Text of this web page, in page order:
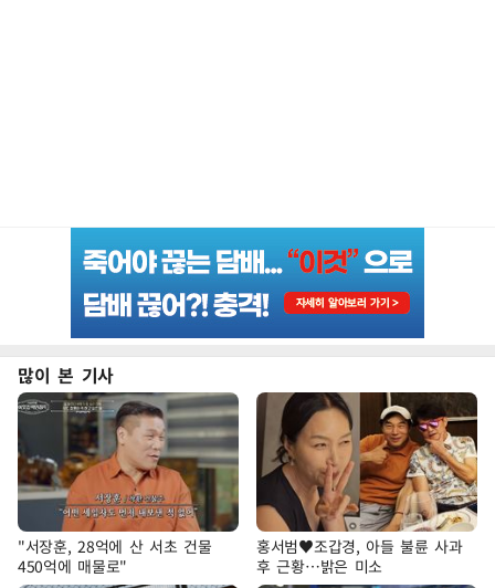
많이 본 기사
"서장훈, 28억에 산 서초 건물
450억에 매물로"
홍서범♥조갑경, 아들 불륜 사과
후 근황…밝은 미소